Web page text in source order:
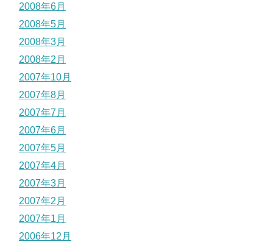
2008年6月
2008年5月
2008年3月
2008年2月
2007年10月
2007年8月
2007年7月
2007年6月
2007年5月
2007年4月
2007年3月
2007年2月
2007年1月
2006年12月